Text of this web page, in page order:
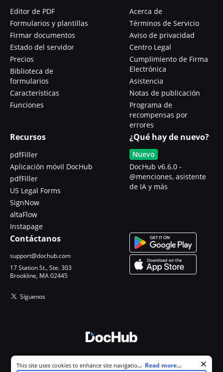
Editor de PDF
Formularios y plantillas
Firmar documentos
Estado del servidor
Precios
Biblioteca de
formularios
Características
Funciones
Acerca de
Términos de Servicio
Aviso de privacidad
Centro Legal
Cumplimiento de Firma
Electrónica
Asistencia
Notas de publicación
Programa de
recompensas por
errores
Recursos
pdfFiller
Aplicación móvil DocHub
pdfFiller
US Legal Forms
SignNow
altaFlow
Instapage
¿Qué hay de nuevo?
Nuevo
DocHub v6.6.0 -
@menciones, asistente
de IA y más
Contáctanos
support@dochub.com
17 Station St., Ste. 303
Brookline, MA 02445
Síguenos
Todos los derechos reservados.
Cookie consent notice
This site uses cookies to enhance site navigation and personalize
... Read more...